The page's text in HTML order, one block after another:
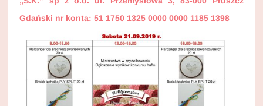
Gdański nr konta: 51 1750 1325 0000 0000 1185 1398